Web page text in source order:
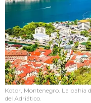
Kotor, Montenegro. La bahía
del Adriático.